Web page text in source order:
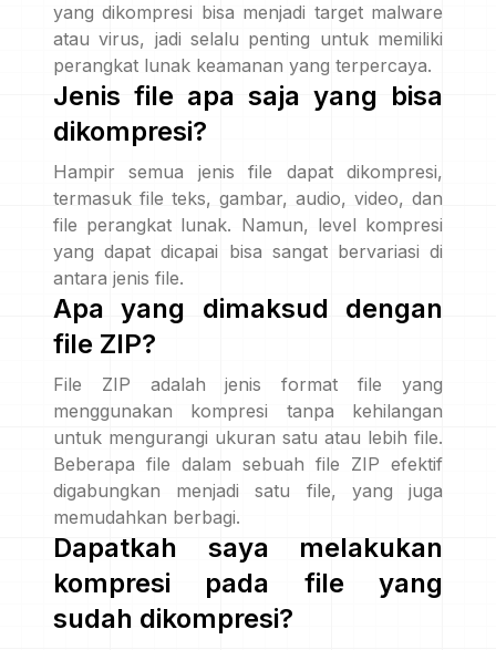
yang dikompresi bisa menjadi target malware
atau virus, jadi selalu penting untuk memiliki
perangkat lunak keamanan yang terpercaya.
Jenis file apa saja yang bisa
dikompresi?
Hampir semua jenis file dapat dikompresi,
termasuk file teks, gambar, audio, video, dan
file perangkat lunak. Namun, level kompresi
yang dapat dicapai bisa sangat bervariasi di
antara jenis file.
Apa yang dimaksud dengan
file ZIP?
File ZIP adalah jenis format file yang
menggunakan kompresi tanpa kehilangan
untuk mengurangi ukuran satu atau lebih file.
Beberapa file dalam sebuah file ZIP efektif
digabungkan menjadi satu file, yang juga
memudahkan berbagi.
Dapatkah saya melakukan
kompresi pada file yang
sudah dikompresi?